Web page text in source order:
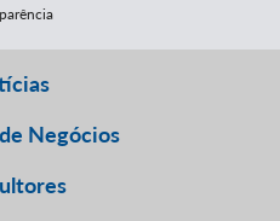
Negócios